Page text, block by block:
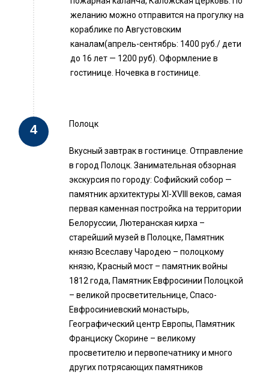
желанию можно отправится на прогулку на
кораблике по Августовским
каналам(апрель-сентябрь: 1400 руб./ дети
до 16 лет — 1200 руб). Оформление в
гостинице. Ночевка в гостинице.
Полоцк
Вкусный завтрак в гостинице. Отправление
в город Полоцк. Занимательная обзорная
экскурсия по городу: Софийский собор —
памятник архитектуры XI-XVIII веков, самая
первая каменная постройка на территории
Белоруссии, Лютеранская кирха –
старейший музей в Полоцке, Памятник
князю Всеславу Чародею – полоцкому
князю, Красный мост – памятник войны
1812 года, Памятник Евфросинии Полоцкой
– великой просветительнице, Спасо-
Евфросиниевский монастырь,
Географический центр Европы, Памятник
Франциску Скорине – великому
просветителю и первопечатнику и много
других потрясающих памятников